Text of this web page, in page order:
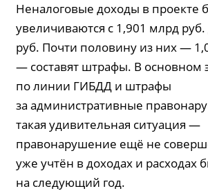
Неналоговые доходы в проекте
увеличиваются с 1,901 млрд
руб. Почти половину из них —
— составят штрафы. В основном
по линии ГИБДД и штрафы
за административные
такая удивительная ситуация —
правонарушение ещё не
уже учтён в доходах и расходах
на следующий год.